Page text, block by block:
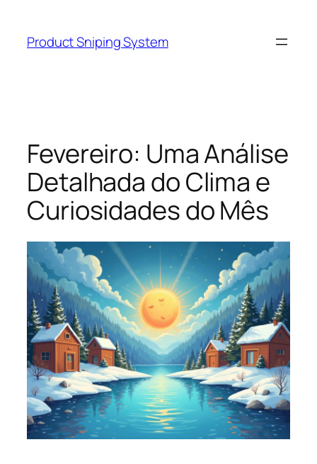
content
Product Sniping System
Fevereiro: Uma Análise
Detalhada do Clima e
Curiosidades do Mês